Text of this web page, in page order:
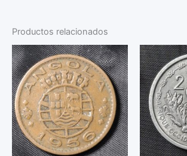
20
Bath
–
Km#
Y
599
–
Departamento
del
Tesoro
–
Productos relacionados